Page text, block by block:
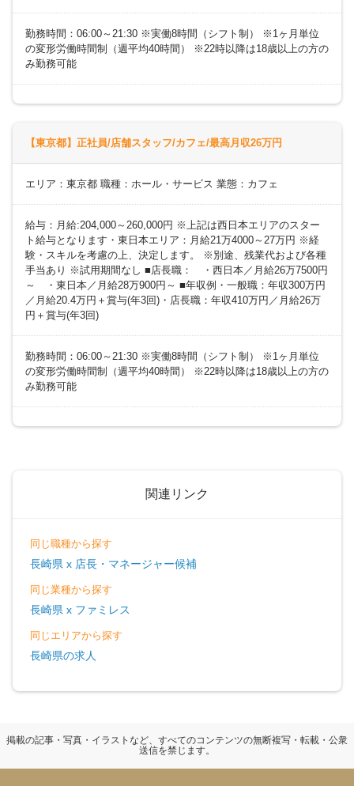
勤務時間：06:00～21:30 ※実働8時間（シフト制） ※1ヶ月単位
の変形労働時間制（週平均40時間） ※22時以降は18歳以上の方の
み勤務可能
【東京都】正社員/店舗スタッフ/カフェ/最高月収26万円
エリア：東京都 職種：ホール・サービス 業態：カフェ
給与：月給:204,000～260,000円 ※上記は西日本エリアのスター
ト給与となります・東日本エリア：月給21万4000～27万円 ※経
験・スキルを考慮の上、決定します。 ※別途、残業代および各種
手当あり ※試用期間なし ■店長職： ・西日本／月給26万7500円
～ ・東日本／月給28万900円～ ■年収例・一般職：年収300万円
／月給20.4万円＋賞与(年3回)・店長職：年収410万円／月給26万
円＋賞与(年3回)
勤務時間：06:00～21:30 ※実働8時間（シフト制） ※1ヶ月単位
の変形労働時間制（週平均40時間） ※22時以降は18歳以上の方の
み勤務可能
関連リンク
同じ職種から探す
長崎県 x 店長・マネージャー候補
同じ業種から探す
長崎県 x ファミレス
同じエリアから探す
長崎県の求人
掲載の記事・写真・イラストなど、すべてのコンテンツの無断複写・転載・公衆
送信を禁じます。